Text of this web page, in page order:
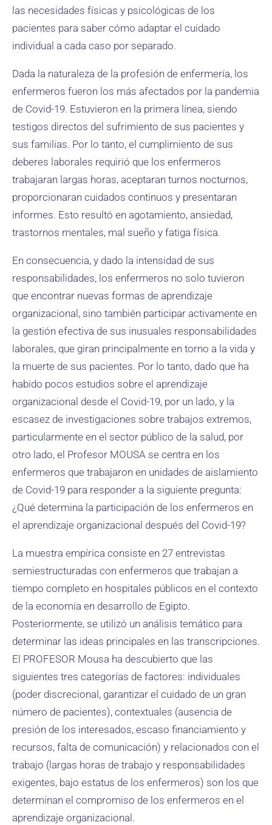
las necesidades físicas y psicológicas de los
pacientes para saber cómo adaptar el cuidado
individual a cada caso por separado.
Dada la naturaleza de la profesión de enfermería, los
enfermeros fueron los más afectados por la pandemia
de Covid-19. Estuvieron en la primera línea, siendo
testigos directos del sufrimiento de sus pacientes y
sus familias. Por lo tanto, el cumplimiento de sus
deberes laborales requirió que los enfermeros
trabajaran largas horas, aceptaran turnos nocturnos,
proporcionaran cuidados continuos y presentaran
informes. Esto resultó en agotamiento, ansiedad,
trastornos mentales, mal sueño y fatiga física.
En consecuencia, y dado la intensidad de sus
responsabilidades, los enfermeros no solo tuvieron
que encontrar nuevas formas de aprendizaje
organizacional, sino también participar activamente en
la gestión efectiva de sus inusuales responsabilidades
laborales, que giran principalmente en torno a la vida y
la muerte de sus pacientes. Por lo tanto, dado que ha
habido pocos estudios sobre el aprendizaje
organizacional desde el Covid-19, por un lado, y la
escasez de investigaciones sobre trabajos extremos,
particularmente en el sector público de la salud, por
otro lado, el Profesor MOUSA se centra en los
enfermeros que trabajaron en unidades de aislamiento
de Covid-19 para responder a la siguiente pregunta:
¿Qué determina la participación de los enfermeros en
el aprendizaje organizacional después del Covid-19?
La muestra empírica consiste en 27 entrevistas
semiestructuradas con enfermeros que trabajan a
tiempo completo en hospitales públicos en el contexto
de la economía en desarrollo de Egipto.
Posteriormente, se utilizó un análisis temático para
determinar las ideas principales en las transcripciones.
El PROFESOR Mousa ha descubierto que las
siguientes tres categorías de factores: individuales
(poder discrecional, garantizar el cuidado de un gran
número de pacientes), contextuales (ausencia de
presión de los interesados, escaso financiamiento y
recursos, falta de comunicación) y relacionados con el
trabajo (largas horas de trabajo y responsabilidades
exigentes, bajo estatus de los enfermeros) son los que
determinan el compromiso de los enfermeros en el
aprendizaje organizacional.